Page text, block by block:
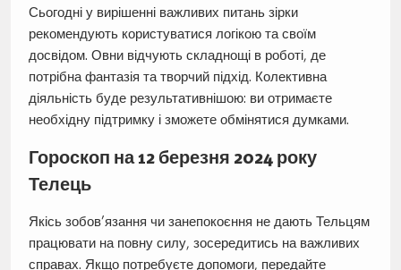
Сьогодні у вирішенні важливих питань зірки
рекомендують користуватися логікою та своїм
досвідом. Овни відчують складнощі в роботі, де
потрібна фантазія та творчий підхід. Колективна
діяльність буде результативнішою: ви отримаєте
необхідну підтримку і зможете обмінятися думками.
Гороскоп на 12 березня 2024 року
Телець
Якісь зобов’язання чи занепокоєння не дають Тельцям
працювати на повну силу, зосередитись на важливих
справах. Якщо потребуєте допомоги, передайте